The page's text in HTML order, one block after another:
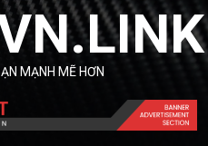
MẠNH MẼ HƠN